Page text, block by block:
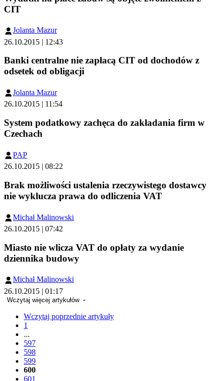
CIT
Jolanta Mazur
26.10.2015 | 12:43
Banki centralne nie zapłacą CIT od dochodów z
odsetek od obligacji
Jolanta Mazur
26.10.2015 | 11:54
System podatkowy zachęca do zakładania firm w
Czechach
PAP
26.10.2015 | 08:22
Brak możliwości ustalenia rzeczywistego dostawcy
nie wyklucza prawa do odliczenia VAT
Michał Malinowski
26.10.2015 | 07:42
Miasto nie wlicza VAT do opłaty za wydanie
dziennika budowy
Michał Malinowski
26.10.2015 | 01:17
Wczytaj więcej artykułów
Wczytaj poprzednie artykuły
1
...
597
598
599
600
601